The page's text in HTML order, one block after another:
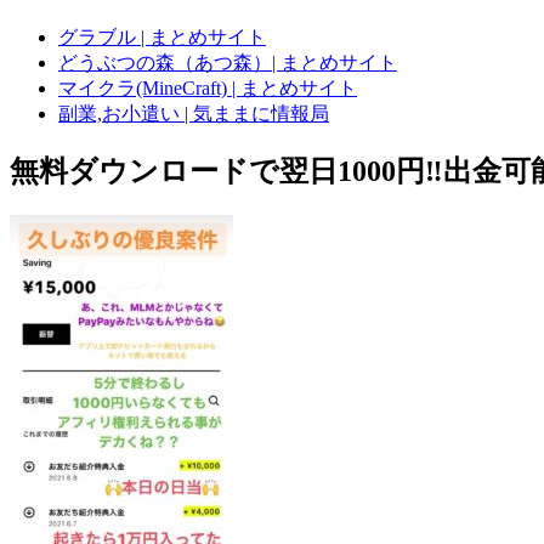
グラブル | まとめサイト
どうぶつの森（あつ森）| まとめサイト
マイクラ(MineCraft) | まとめサイト
副業,お小遣い | 気ままに情報局
無料ダウンロードで翌日1000円‼️出金可